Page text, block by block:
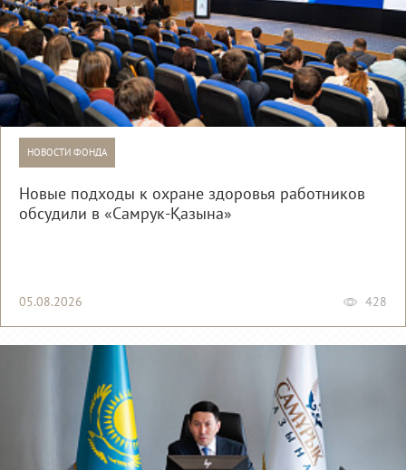
НОВОСТИ ФОНДА
Новые подходы к охране здоровья работников
обсудили в «Самрук-Қазына»
05.08.2026 428